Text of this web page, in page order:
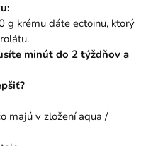
g krému dáte ectoinu, ktorý
.
minúť do 2 týždňov a
majú v zložení aqua /